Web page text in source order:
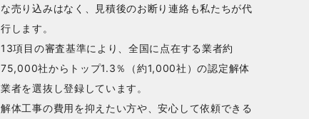
な売り込みはなく、見積後のお断り連絡も私たちが代
行します。
13項目の審査基準により、全国に点在する業者約
75,000社からトップ1.3％（約1,000社）の認定解体
業者を選抜し登録しています。
解体工事の費用を抑えたい方や、安心して依頼できる